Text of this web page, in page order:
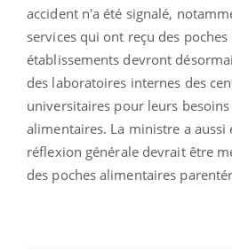
accident n'a été signalé,
services qui ont reçu des
établissements devront
des laboratoires internes des
universitaires pour leurs
alimentaires. La ministre a
réflexion générale devrait être
des poches alimentaires